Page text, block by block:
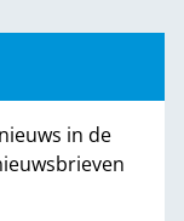
in de